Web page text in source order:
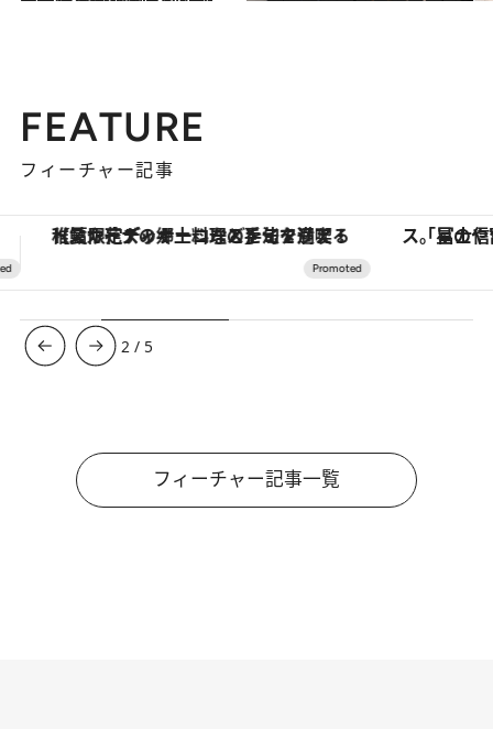
FEATURE
フィーチャー記事
「星のや富士」でデジタルデトックス。冨士信仰の歴史を辿り、心身を調える。 【銀座で出合う最旬美容】美髪ケアや上質
3 / 5
フィーチャー記事一覧